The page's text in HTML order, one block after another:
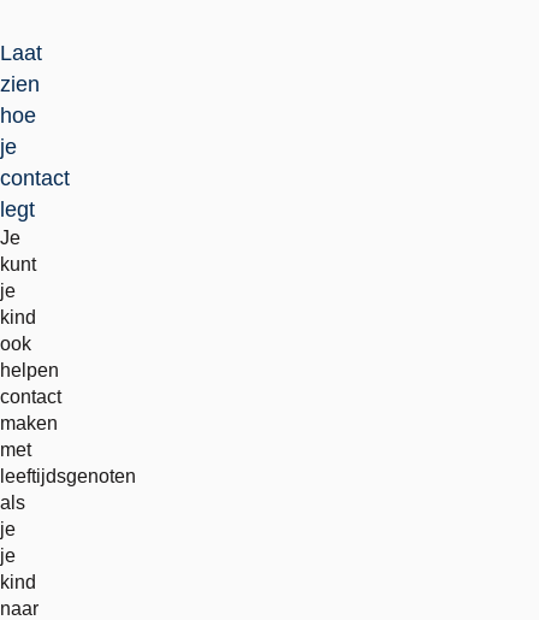
Laat
zien
hoe
je
contact
legt
Je
kunt
je
kind
ook
helpen
contact
maken
met
leeftijdsgenoten
als
je
je
kind
naar